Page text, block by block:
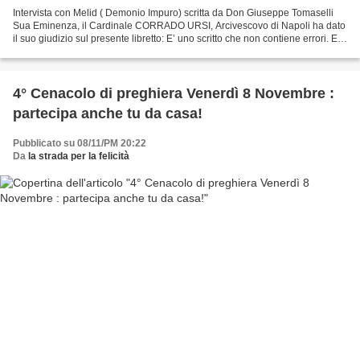
Intervista con Melid ( Demonio Impuro) scritta da Don Giuseppe Tomaselli
Sua Eminenza, il Cardinale CORRADO URSI, Arcivescovo di Napoli ha dato
il suo giudizio sul presente libretto: E’ uno scritto che non contiene errori. E’
4° Cenacolo di preghiera Venerdì 8 Novembre :
partecipa anche tu da casa!
Pubblicato su 08/11/PM 20:22
Da la strada per la felicità